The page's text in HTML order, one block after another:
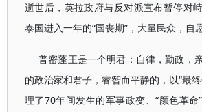
逝世后，英拉政府与反对派宣布暂停对
泰国进入一年的“国丧期”，大量民众，自愿
普密蓬王是一个明君：自律，勤政，
的政治家和君子，睿智而平静的，以“最
理了70年间发生的军事政变、“颜色革命